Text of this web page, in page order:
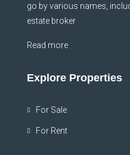
go by various names,
estate broker
Read more
Explore Properties
For Sale
For Rent